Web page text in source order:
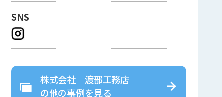
SNS
株式会社 渡部工務店
の他の事例を見る